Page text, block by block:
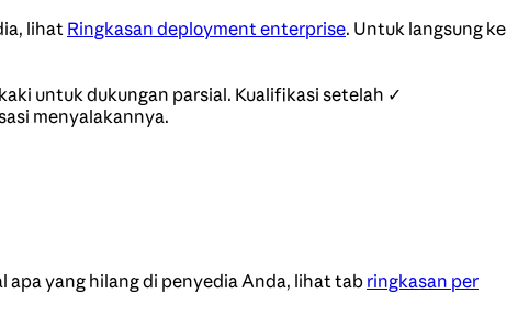
lihat Ringkasan deployment enterprise. Untuk langsung ke
untuk dukungan parsial. Kualifikasi setelah ✓
menyalakannya.
yang hilang di penyedia Anda, lihat tab ringkasan per